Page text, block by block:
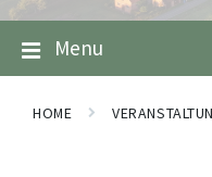
Menu
HOME